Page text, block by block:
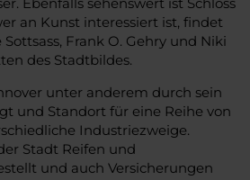
an Kunst interessiert ist, findet
Frank O. Gehry und Niki
des Stadtbildes.
unter anderem durch sein
und Standort für eine Reihe von
Industriezweige.
Stadt Reifen und
und auch Versicherungen